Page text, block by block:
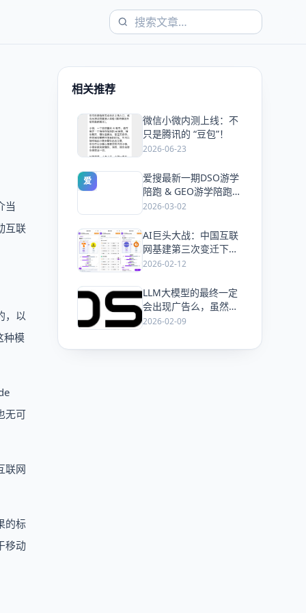
当
互联
，以
种模
无可
联网
的标
移动
相关推荐
爱
微信小微内测上线：不
只是腾讯的 “豆包”！
2026-06-23
爱
爱搜最新一期DSO游学
陪跑 & GEO游学陪跑双
课同开，5天手把手教
2026-03-02
爱
AI巨头大战：中国互联
网基建第三次变迁下的
风口与机会！
2026-02-12
爱
LLM大模型的最终一定
会出现广告么，虽然
ChatGPT 已经加了广
么？
2026-02-09